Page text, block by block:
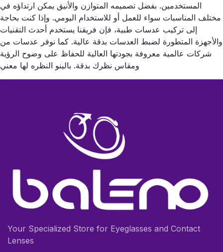
المستخدمين. بفضل تصميمه المتوازن والأنيق يمكن ارتداؤه في
مختلف المناسبات سواء للعمل أو للاستخدام اليومي. وإذا كنت بحاجة
إلى تركيب عدسات طبية، فإن فريقنا يستخدم أحدث التقنيات
والأجهزة المتطورة لضبط العدسات بدقة عالية. كما نوفر عدسات من
شركات عالمية معروفة بجودتها العالية للحفاظ على وضوح الرؤية
ومقاس نظرك بدقة. بالينو النظره لها معني
Your Specialized Store for Eyeglasses and Contact
Lenses